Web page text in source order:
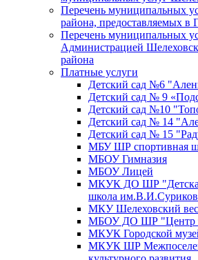
Перечень муниципальных
района,
Перечень муниципальных
Администрацией
района
Платные услуги
Детский сад №6
Детский сад № 9
Детский сад №10
Детский сад № 14
Детский сад № 15
МБУ ШР спортивная
МБОУ Гимназия
МБОУ Лицей
МКУК ДО ШР "Детская
школа
МКУ Шелеховский
МБОУ ДО ШР "Центр
МКУК Городской
МКУК ШР